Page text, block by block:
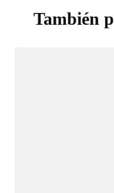
entradas
También